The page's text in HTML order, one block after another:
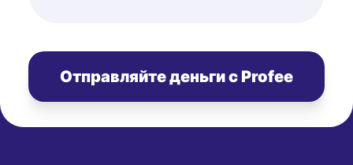
Отправляйте деньги с Profee